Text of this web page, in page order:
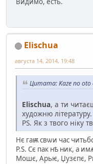
Elischua
августа 14, 2014, 19:48
Цитата: Kaze no oto
Elischua, а ти
художню літературу.
PS. Як з твого ніку
Нє гаѭ свѡи час
P.S. Сє пак нѣ ник, а
Мошє, Арьѥ, Џузєпє,